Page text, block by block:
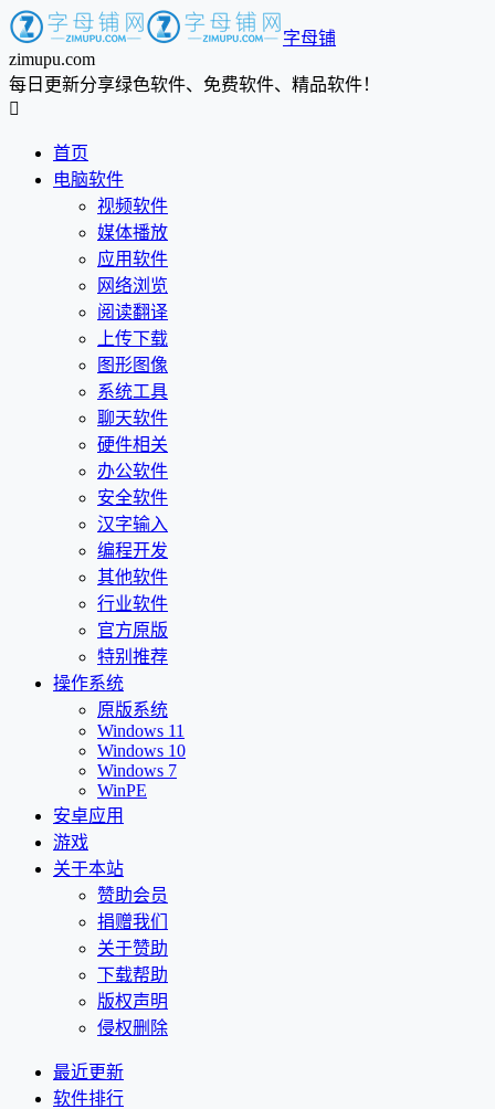
字母铺
zimupu.com
每日更新分享绿色软件、免费软件、精品软件！

首页
电脑软件
视频软件
媒体播放
应用软件
网络浏览
阅读翻译
上传下载
图形图像
系统工具
聊天软件
硬件相关
办公软件
安全软件
汉字输入
编程开发
其他软件
行业软件
官方原版
特别推荐
操作系统
原版系统
Windows 11
Windows 10
Windows 7
WinPE
安卓应用
游戏
关于本站
赞助会员
捐赠我们
关于赞助
下载帮助
版权声明
侵权删除
最近更新
软件排行